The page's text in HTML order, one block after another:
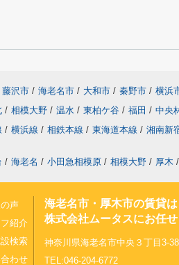
藤沢市 / 海老名市 / 大和市 / 秦野市 / 横浜
/ 相模大野 / 温水 / 東柏ケ谷 / 福田 / 中央
/ 横浜線 / 相鉄本線 / 東海道本線 / 湘南新
/ 海老名 / 小田急相模原 / 相模大野 / 厚木 /
声
紹介
検索
わせ
海老名市・厚木市の賃貸は
株式会社ムータスにお任
神奈川県海老名市中央３丁目3-
TEL:046-204-6772